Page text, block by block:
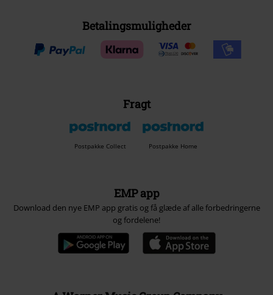
Betalingsmuligheder
Fragt
Postpakke Collect Postpakke Home
EMP app
Download den nye EMP app gratis og få glæde af alle forbedringerne
og fordelene!